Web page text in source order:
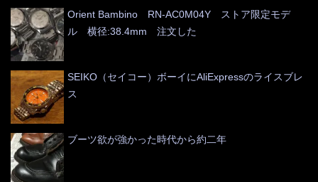
Orient Bambino RN-AC0M04Y ストア限定モデ
ル 横径:38.4mm 注文した
SEIKO（セイコー）ボーイにAliExpressのライスブレ
ス
ブーツ欲が強かった時代から約二年